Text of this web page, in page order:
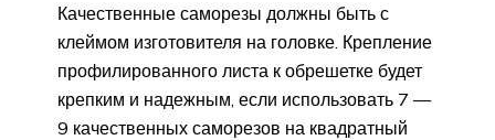
Качественные саморезы должны быть с
клеймом изготовителя на головке. Крепление
профилированного листа к обрешетке будет
крепким и надежным, если использовать 7 —
9 качественных саморезов на квадратный